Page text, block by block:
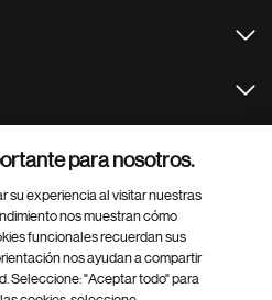
para nosotros.
su experiencia al visitar nuestras
nos muestran cómo
funcionales recuerdan sus
nos ayudan a compartir
Seleccione: "Aceptar todo" para